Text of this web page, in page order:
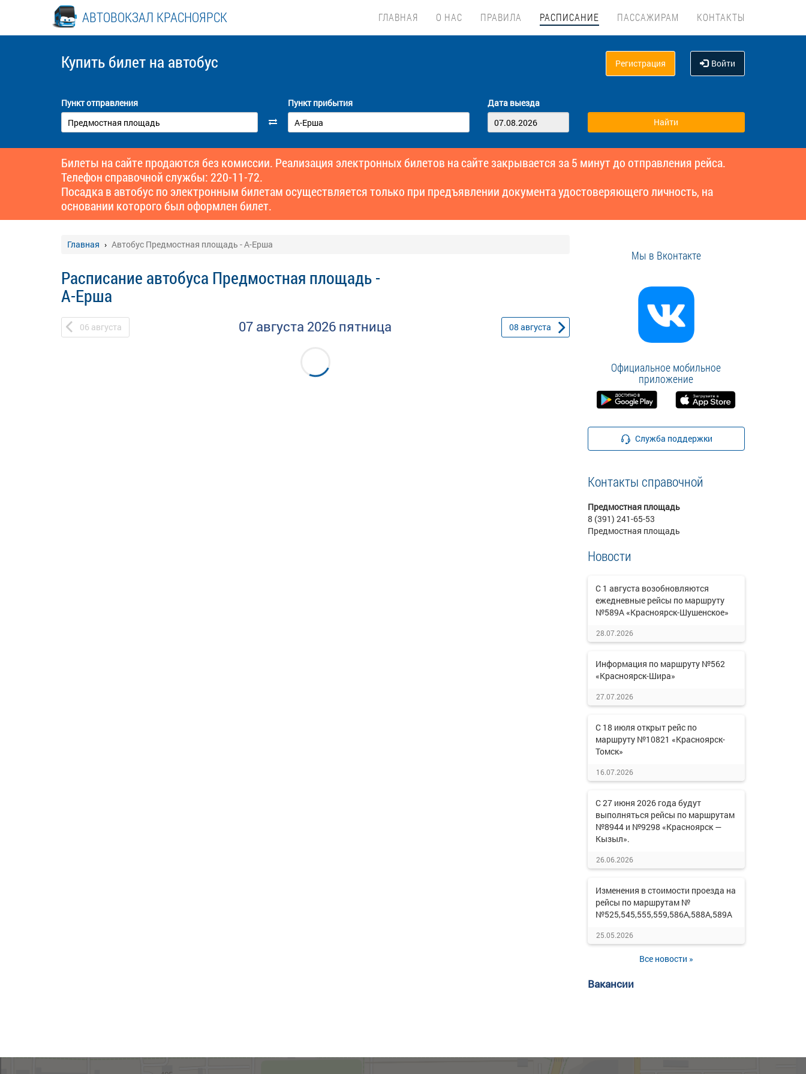
АВТОВОКЗАЛ КРАСНОЯРСК ГЛАВНАЯ О НАС ПРАВИЛА РАСПИСАНИЕ ПАССАЖИРАМ КОНТАКТЫ
Купить билет на автобус Регистрация Войти
Пункт отправления Пункт прибытия Дата выезда
Билеты на сайте продаются без комиссии. Реализация электронных билетов на сайте закрывается за 5 минут до отправления рейса.
Телефон справочной службы: 220-11-72.
Посадка в автобус по электронным билетам осуществляется только при предъявлении документа удостоверяющего личность, на
основании которого был оформлен билет.
Главная Автобус Предмостная площадь - А-Ерша
Расписание автобуса Предмостная площадь -
А-Ерша
06 августа 07 августа 2026 пятница 08 августа
Мы в Вконтакте
Официальное мобильное
приложение
Служба поддержки
Контакты справочной
Предмостная площадь
8 (391) 241-65-53
Предмостная площадь
Новости
С 1 августа возобновляются
ежедневные рейсы по маршруту
№589А «Красноярск-Шушенское»
28.07.2026
Информация по маршруту №562
«Красноярск-Шира»
27.07.2026
С 18 июля открыт рейс по
маршруту №10821 «Красноярск-
Томск»
16.07.2026
С 27 июня 2026 года будут
выполняться рейсы по маршрутам
№8944 и №9298 «Красноярск —
Кызыл».
26.06.2026
Изменения в стоимости проезда на
рейсы по маршрутам №
№525,545,555,559,586А,588А,589А
25.05.2026
Все новости »
Вакансии